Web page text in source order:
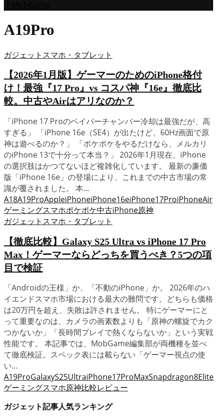
A19Pro
ガジェット スマホ・タブレット
【2026年1月版】ゲーマーのためのiPhone格付
け！最強『17 Pro』vs コスパ神『16e』徹底比
較。中古やAirはアリなのか？
「iPhone 17 Proのベイパーチャンバー冷却は最強だが、高
すぎる」 「iPhone 16e（SE4）が出たけど、60Hz画面で原
神は遊べるのか？」 「ポケポケをやるだけなら、メルカリ
のiPhone 13で十分って本当？」 2026年1月現在、iPhone
の選択肢はかつてないほど複雑化しています。 最新の廉価
版「iPhone 16e」の登場により、これまでの中古市場の常
識が覆されました。 本...
A18A19ProAppleiPhoneiPhone16eiPhone17ProiPhoneAir
ゲーミングスマホポケポケ中古iPhone原神
ガジェット スマホ・タブレット
【徹底比較】Galaxy S25 Ultra vs iPhone 17 Pro
Max！ゲーマーならどっちを買うべき？5つの項
目で検証
「Androidの王様」か、「不動のiPhone」か。 2026年のハ
イエンドスマホ市場における最大の難問です。どちらも価格
は20万円を超え、失敗は許されません。 特にゲーマーにと
って重要なのは、カメラの画素数よりも「原神の螺旋でカク
つかないか」「長時間プレイで熱くならないか」という実戦
性能です。 本記事では、MobGame編集部が両機種を並べ
て徹底検証。スペック表には載らない「ゲーマー視点の使
い...
A19ProGalaxyS25UltraiPhone17ProMaxSnapdragon8Elite
ゲーミングスマホ原神比較レビュー
ガジェット記事人気ランキング